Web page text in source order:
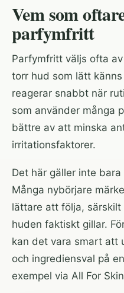
Vem som
parfymfritt
Parfymfritt väljs ofta
torr hud som lätt
reagerar snabbt när
som använder många
bättre av att minska
irritationsfaktorer.
Det här gäller inte
Många nybörjare
lättare att följa,
huden faktiskt gillar.
kan det vara smart att
och ingrediensval på
exempel via All For